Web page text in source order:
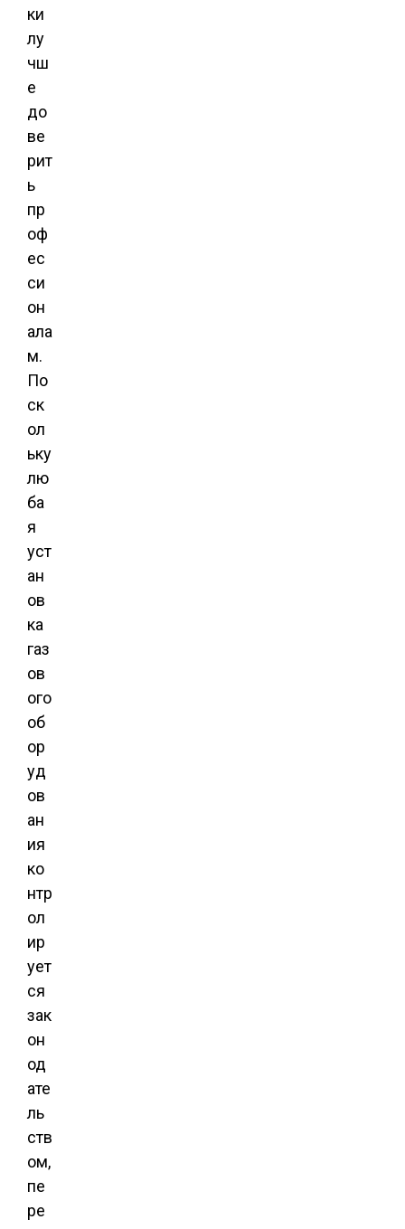
ки
лу
чш
е
до
ве
рит
ь
пр
оф
ес
си
он
ала
м.
По
ск
ол
ьку
лю
ба
я
уст
ан
ов
ка
газ
ов
ого
об
ор
уд
ов
ан
ия
ко
нтр
ол
ир
ует
ся
зак
он
од
ате
ль
ств
ом,
пе
ре